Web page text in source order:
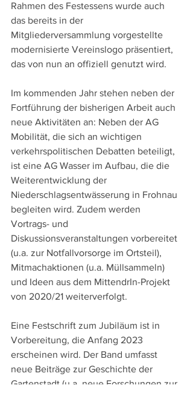
Rahmen des Festessens wurde auch
das bereits in der
Mitgliederversammlung vorgestellte
modernisierte Vereinslogo präsentiert,
das von nun an offiziell genutzt wird.
Im kommenden Jahr stehen neben der
Fortführung der bisherigen Arbeit auch
neue Aktivitäten an: Neben der AG
Mobilität, die sich an wichtigen
verkehrspolitischen Debatten beteiligt,
ist eine AG Wasser im Aufbau, die die
Weiterentwicklung der
Niederschlagsentwässerung in Frohnau
begleiten wird. Zudem werden
Vortrags- und
Diskussionsveranstaltungen vorbereitet
(u.a. zur Notfallvorsorge im Ortsteil),
Mitmachaktionen (u.a. Müllsammeln)
und Ideen aus dem MittendrIn-Projekt
von 2020/21 weiterverfolgt.
Eine Festschrift zum Jubiläum ist in
Vorbereitung, die Anfang 2023
erscheinen wird. Der Band umfasst
neue Beiträge zur Geschichte der
Gartenstadt (u.a. neue Forschungen zur